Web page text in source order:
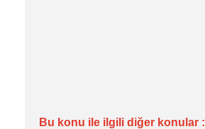
Bu konu ile ilgili diğer konular :